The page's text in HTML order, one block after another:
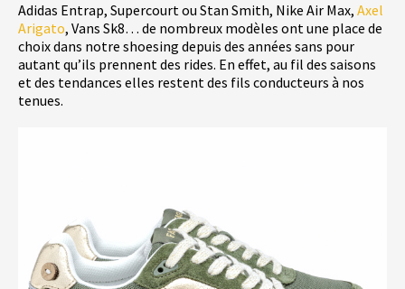
Adidas Entrap, Supercourt ou Stan Smith, Nike Air Max, Axel
Arigato, Vans Sk8… de nombreux modèles ont une place de
choix dans notre shoesing depuis des années sans pour
autant qu’ils prennent des rides. En effet, au fil des saisons
et des tendances elles restent des fils conducteurs à nos
tenues.